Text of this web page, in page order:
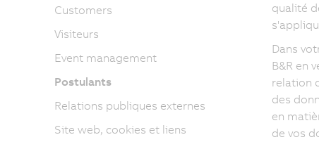
qualité
Dans
B&R en
relation
des
en
de vos
Customers
Visiteurs
Event management
Postulants
Relations publiques externes
Site web, cookies et liens